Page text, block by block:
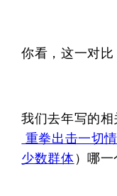
你看，这一对比
我们去年写的相
重拳出击一切
少数群体）哪一